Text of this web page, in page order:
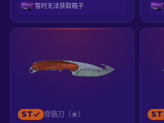
暂时无法获取箱子
ST 穿肠刀（★） ST